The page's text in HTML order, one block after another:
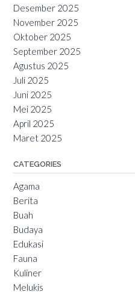
Desember 2025
November 2025
Oktober 2025
September 2025
Agustus 2025
Juli 2025
Juni 2025
Mei 2025
April 2025
Maret 2025
CATEGORIES
Agama
Berita
Buah
Budaya
Edukasi
Fauna
Kuliner
Melukis